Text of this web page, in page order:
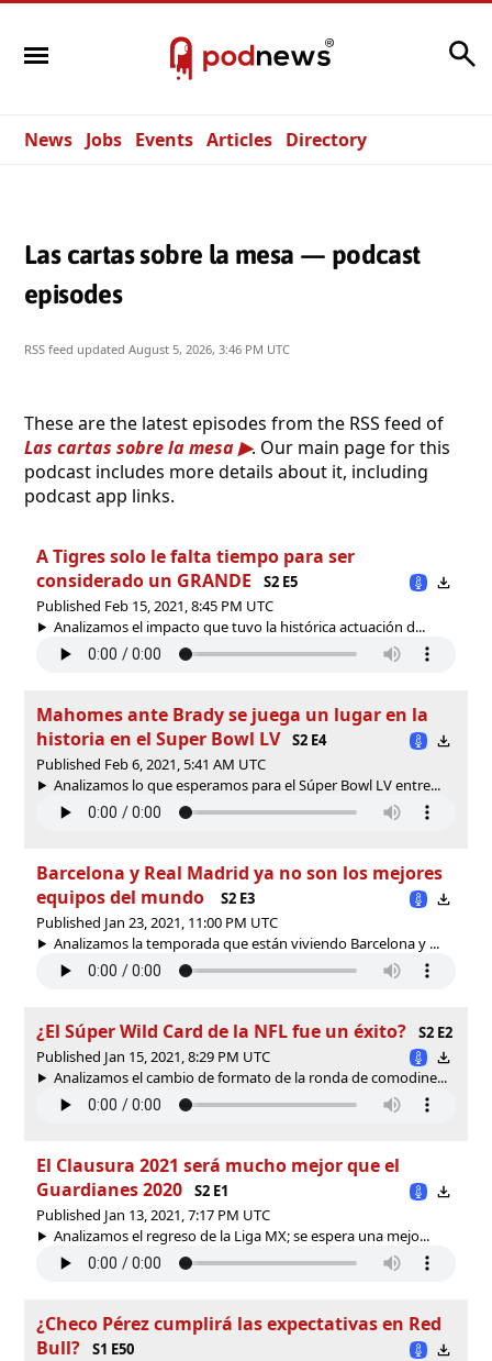
News Jobs Events Articles Directory
Las cartas sobre la mesa — podcast
episodes
RSS feed updated August 5, 2026, 3:46 PM UTC
These are the latest episodes from the RSS feed of
Las cartas sobre la mesa
. Our main page for this
podcast includes more details about it, including
podcast app links.
A Tigres solo le falta tiempo para ser
considerado un GRANDE
S2 E5
Published Feb 15, 2021, 8:45 PM UTC
Analizamos el impacto que tuvo la histórica actuación d...
Mahomes ante Brady se juega un lugar en la
historia en el Super Bowl LV
S2 E4
Published Feb 6, 2021, 5:41 AM UTC
Analizamos lo que esperamos para el Súper Bowl LV entre...
Barcelona y Real Madrid ya no son los mejores
equipos del mundo
S2 E3
Published Jan 23, 2021, 11:00 PM UTC
Analizamos la temporada que están viviendo Barcelona y ...
¿El Súper Wild Card de la NFL fue un éxito?
S2 E2
Published Jan 15, 2021, 8:29 PM UTC
Analizamos el cambio de formato de la ronda de comodine...
El Clausura 2021 será mucho mejor que el
Guardianes 2020
S2 E1
Published Jan 13, 2021, 7:17 PM UTC
Analizamos el regreso de la Liga MX; se espera una mejo...
¿Checo Pérez cumplirá las expectativas en Red
Bull?
S1 E50